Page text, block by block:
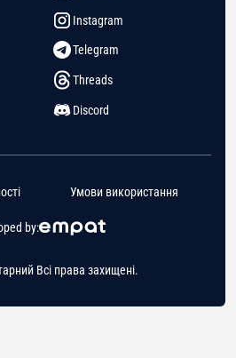
Instagram
Telegram
Threads
Discord
Всі права захищені.
by:
Умови використання